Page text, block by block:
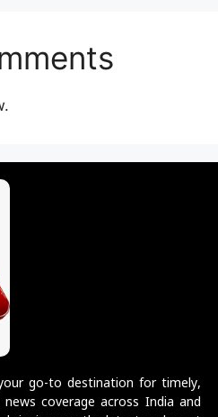
go-to destination for timely,
coverage across India and